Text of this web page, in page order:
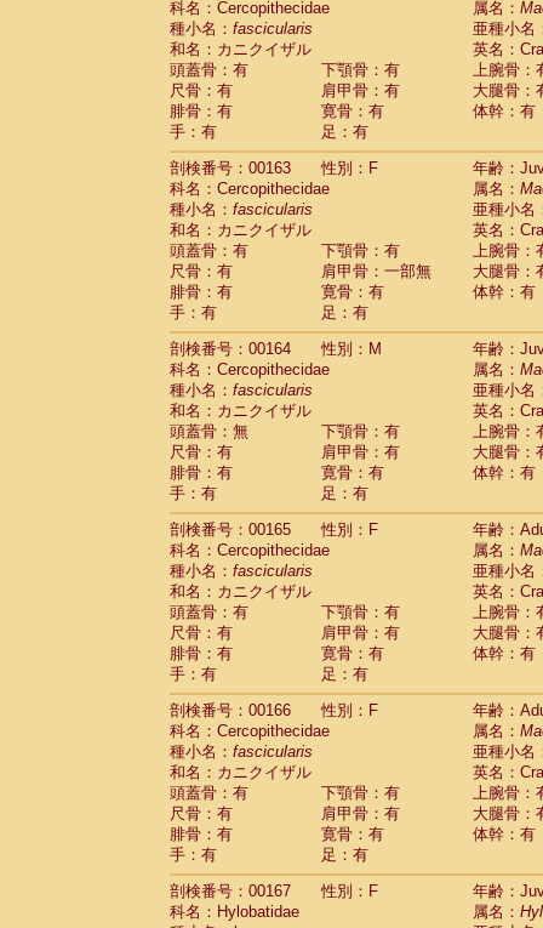
科名：Cercopithecidae
属名：
種小名： fascicularis
亜種小名
和名：カニクイザル
英名：
頭蓋骨：有
下顎骨：有
上腕骨：
尺骨：有
肩甲骨：有
大腿骨：
腓骨：有
寛骨：有
体幹：有
手：有
足：有
剖検番号：00163
性別：F
年齢：
科名：Cercopithecidae
属名：
種小名： fascicularis
亜種小名
和名：カニクイザル
英名：
頭蓋骨：有
下顎骨：有
上腕骨：
尺骨：有
肩甲骨：一部無
大腿骨：
腓骨：有
寛骨：有
体幹：有
手：有
足：有
剖検番号：00164
性別：M
年齢：
科名：Cercopithecidae
属名：
種小名： fascicularis
亜種小名
和名：カニクイザル
英名：
頭蓋骨：無
下顎骨：有
上腕骨：
尺骨：有
肩甲骨：有
大腿骨：
腓骨：有
寛骨：有
体幹：有
手：有
足：有
剖検番号：00165
性別：F
年齢：
科名：Cercopithecidae
属名：
種小名： fascicularis
亜種小名
和名：カニクイザル
英名：
頭蓋骨：有
下顎骨：有
上腕骨：
尺骨：有
肩甲骨：有
大腿骨：
腓骨：有
寛骨：有
体幹：有
手：有
足：有
剖検番号：00166
性別：F
年齢：
科名：Cercopithecidae
属名：
種小名： fascicularis
亜種小名
和名：カニクイザル
英名：
頭蓋骨：有
下顎骨：有
上腕骨：
尺骨：有
肩甲骨：有
大腿骨：
腓骨：有
寛骨：有
体幹：有
手：有
足：有
剖検番号：00167
性別：F
年齢：
科名：Hylobatidae
属名：